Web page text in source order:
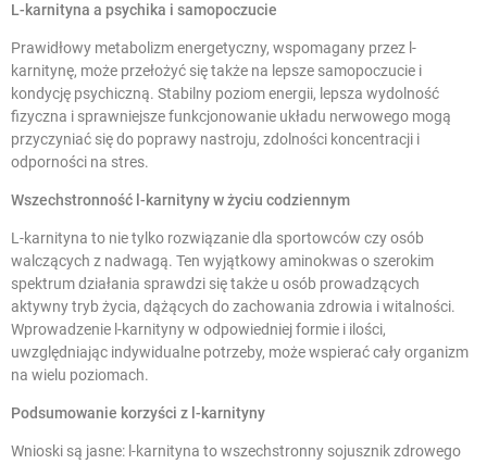
L-karnityna a psychika i samopoczucie
Prawidłowy metabolizm energetyczny, wspomagany przez l-
karnitynę, może przełożyć się także na lepsze samopoczucie i
kondycję psychiczną. Stabilny poziom energii, lepsza wydolność
fizyczna i sprawniejsze funkcjonowanie układu nerwowego mogą
przyczyniać się do poprawy nastroju, zdolności koncentracji i
odporności na stres.
Wszechstronność l-karnityny w życiu codziennym
L-karnityna to nie tylko rozwiązanie dla sportowców czy osób
walczących z nadwagą. Ten wyjątkowy aminokwas o szerokim
spektrum działania sprawdzi się także u osób prowadzących
aktywny tryb życia, dążących do zachowania zdrowia i witalności.
Wprowadzenie l-karnityny w odpowiedniej formie i ilości,
uwzględniając indywidualne potrzeby, może wspierać cały organizm
na wielu poziomach.
Podsumowanie korzyści z l-karnityny
Wnioski są jasne: l-karnityna to wszechstronny sojusznik zdrowego